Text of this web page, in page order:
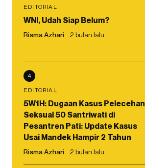
EDITORIAL
WNI, Udah Siap Belum?
Risma Azhari 2 bulan lalu
4
EDITORIAL
5W1H: Dugaan Kasus Pelecehan
Seksual 50 Santriwati di
Pesantren Pati: Update Kasus
Usai Mandek Hampir 2 Tahun
Risma Azhari 2 bulan lalu